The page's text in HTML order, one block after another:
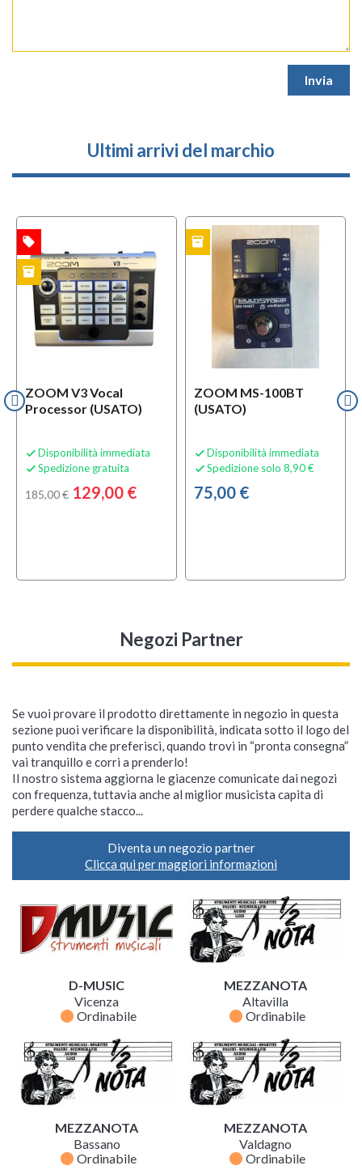
Ultimi arrivi del marchio
ZOOM V3 Vocal
Processor (USATO)
 Disponibilità immediata
 Spedizione gratuita
185,00 € 129,00 €
local_offer
inventory
ZOOM MS-100BT
(USATO)
 Disponibilità immediata
 Spedizione solo 8,90 €
75,00 €
inventory
Negozi Partner
Se vuoi provare il prodotto direttamente in negozio in questa
sezione puoi verificare la disponibilità, indicata sotto il logo del
punto vendita che preferisci, quando trovi in “pronta consegna”
vai tranquillo e corri a prenderlo!
Il nostro sistema aggiorna le giacenze comunicate dai negozi
con frequenza, tuttavia anche al miglior musicista capita di
perdere qualche stacco...
Diventa un negozio partner
Clicca qui per maggiori informazioni
D-MUSIC
Vicenza
fiber_manual_record Ordinabile
MEZZANOTA
Altavilla
fiber_manual_record Ordinabile
MEZZANOTA
Bassano
fiber_manual_record Ordinabile
MEZZANOTA
Valdagno
fiber_manual_record Ordinabile